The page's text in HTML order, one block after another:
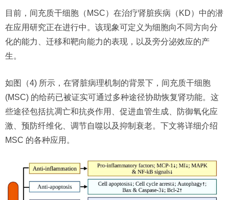
目前，间充质干细胞（MSC）在治疗肾脏疾病（KD）中的潜
在应用研究正在进行中。该现象可定义为细胞向不同方向分
化的能力、迁移和靶向能力的表现，以及旁分泌效应的产
生。
如图（4) 所示，在肾脏病理机制的背景下，间充质干细胞
(MSC) 的给药已被证实可通过多种途径协助恢复肾功能。这
些途径包括抗凋亡和抗炎作用、促进血管生成、防御氧化应
激、预防纤维化、调节自噬以及抑制衰老。下文将详细介绍
MSC 的各种应用。